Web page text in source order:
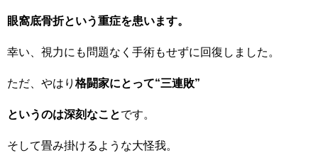
眼窩底骨折という重症を患います。
幸い、視力にも問題なく手術もせずに回復しました。
ただ、やはり 格闘家にとって“三連敗”
というのは深刻なことです。
そして畳み掛けるような大怪我。